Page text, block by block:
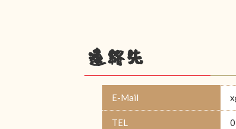
連絡先
E-Mail
TEL